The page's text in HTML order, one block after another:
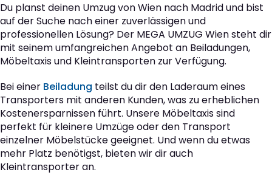
Du planst deinen Umzug von Wien nach Madrid und bist
auf der Suche nach einer zuverlässigen und
professionellen Lösung? Der MEGA UMZUG Wien steht dir
mit seinem umfangreichen Angebot an Beiladungen,
Möbeltaxis und Kleintransporten zur Verfügung.
Bei einer Beiladung teilst du dir den Laderaum eines
Transporters mit anderen Kunden, was zu erheblichen
Kostenersparnissen führt. Unsere Möbeltaxis sind
perfekt für kleinere Umzüge oder den Transport
einzelner Möbelstücke geeignet. Und wenn du etwas
mehr Platz benötigst, bieten wir dir auch
Kleintransporter an.